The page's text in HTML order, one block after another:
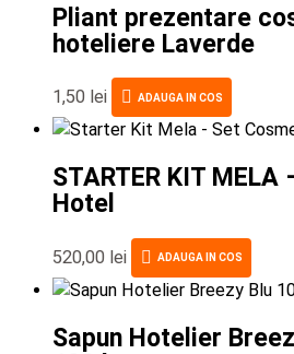
Pliant prezentare
hoteliere Laverde
1,50 lei ADAUGA IN COS
STARTER KIT
Hotel
520,00 lei ADAUGA IN COS
Sapun Hotelier